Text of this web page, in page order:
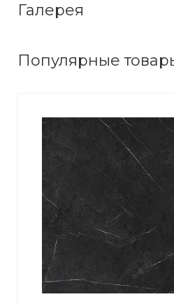
Галерея
Популярные